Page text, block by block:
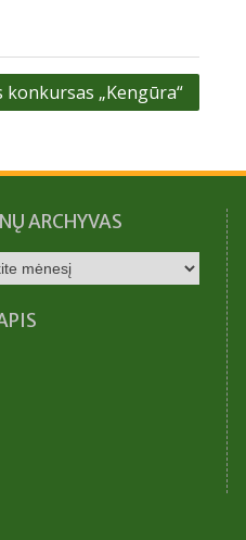
„Kengūra“
ARCHYVAS